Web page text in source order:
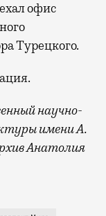
офис
Турецкого.
научно-
имени А.
Анатолия